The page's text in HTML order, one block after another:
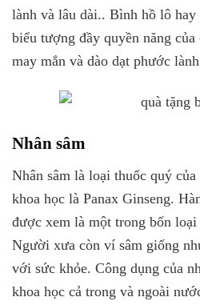
lành và lâu dài.. Bình hồ lô
biểu tượng đầy quyền năng
may mắn và dào dạt phước
Nhân sâm
Nhân sâm là loại thuốc quý
khoa học là Panax Ginseng.
được xem là một trong bốn
Người xưa còn ví sâm giống
với sức khỏe. Công dụng của
khoa học cả trong và ngoài